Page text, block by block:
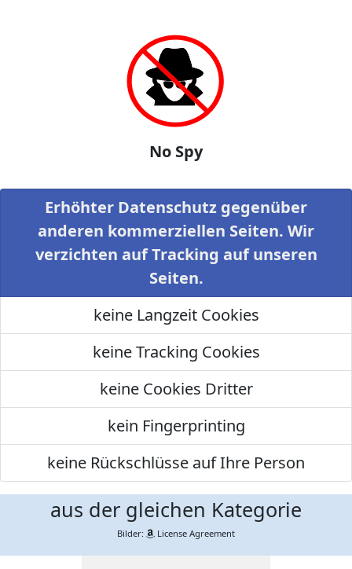
No Spy
Erhöhter Datenschutz gegenüber
anderen kommerziellen Seiten. Wir
verzichten auf Tracking auf unseren
Seiten.
keine Langzeit Cookies
keine Tracking Cookies
keine Cookies Dritter
kein Fingerprinting
keine Rückschlüsse auf Ihre Person
aus der gleichen Kategorie
Bilder: License Agreement